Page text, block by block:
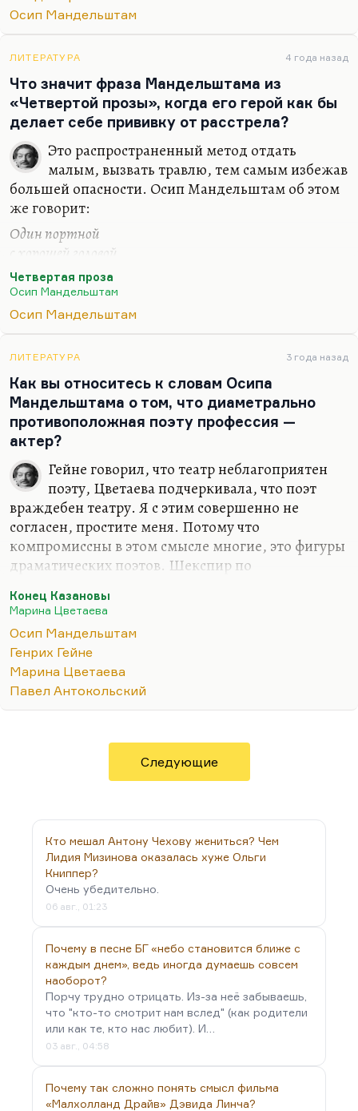
заложена и она прекрасна. Потому что слишком
вредит.
Я думаю, что возможность интуитивного
прочтения заложена даже в самом рациональном
тексте. Это в какой-то степени,…
Осип Мандельштам
ЛИТЕРАТУРА 4 года назад
Что значит фраза Мандельштама из
«Четвертой прозы», когда его герой как бы
делает себе прививку от расстрела?
Это распространенный метод отдать
малым, вызвать травлю, тем самым избежав
большей опасности. Осип Мандельштам об этом
же говорит:
Один портной
с хорошей головой
приговорен был к высшей мере.
И что ж?— портновской следуя манере,
С себя он мерку снял —
То есть как бы снять с себя мерку — в данном
случае отделаться малым, отделаться не мерой, а
меркой. Это довольно распространенная тактика.
Как некоторые во время террора садились за
грабеж, чтобы не сесть за измену родине. Были и
такие умники.
Четвертая проза
Осип Мандельштам
Осип Мандельштам
ЛИТЕРАТУРА 3 года назад
Как вы относитесь к словам Осипа
Мандельштама о том, что диаметрально
противоположная поэту профессия —
актер?
Гейне говорил, что театр неблагоприятен
поэту, Цветаева подчеркивала, что поэт
враждебен театру. Я с этим совершенно не
согласен, простите меня. Потому что
компромиссны в этом смысле многие, это фигуры
драматических поэтов. Шекспир по
Павел Антокольский — автор гениальных
драматических поэм, при этом актер и режиссер,
вахтанговец. Я считаю, что двадцатый век,
который действительно стирает границы между
поэзией и жизнью, предполагает особое
внимание поэта к театру. Кстати, Цветаева
к своим «Концу Казанову», «Метели» и другим
драматическим сочинениям. Она задумывала
книгу «Театр», просто у нее……
Конец Казановы
Марина Цветаева
Осип Мандельштам
Генрих Гейне
Марина Цветаева
Павел Антокольский
Следующие
Кто мешал Антону Чехову жениться? Чем
Лидия Мизинова оказалась хуже Ольги
Книппер?
Очень убедительно.
06 авг., 01:23
Почему в песне БГ «небо становится ближе с
каждым днем», ведь иногда думаешь совсем
наоборот?
Порчу трудно отрицать. Из-за неё забываешь,
что "кто-то смотрит нам вслед" (как родители
или как те, кто нас любит). И…
03 авг., 04:58
Почему так сложно понять смысл фильма
«Малхолланд Драйв» Дэвида Линча?